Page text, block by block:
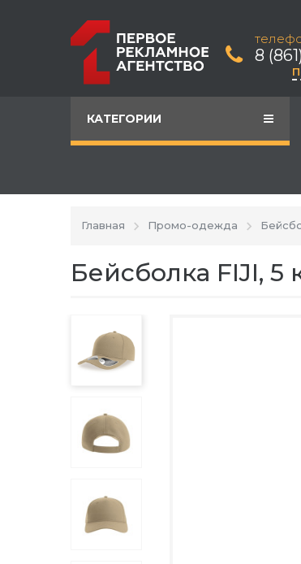
8
КАТЕГОРИИ
Главная Промо-одежда
Бейсболка FIJI, 5